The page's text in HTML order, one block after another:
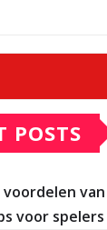
POSTS
voor spelers